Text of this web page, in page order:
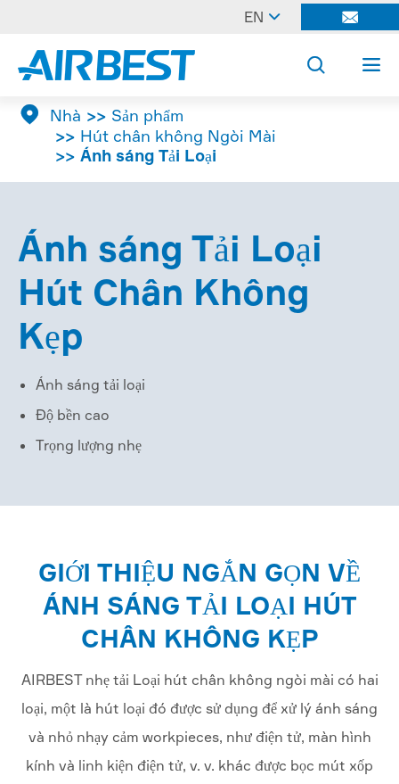
EN  
 
 Nhà
Sản phẩm
Hút chân không Ngòi Mài
Ánh sáng Tải Loại
Ánh sáng Tải Loại
Hút Chân Không
Kẹp
Ánh sáng tải loại
Độ bền cao
Trọng lượng nhẹ
GIỚI THIỆU NGẮN GỌN VỀ
ÁNH SÁNG TẢI LOẠI HÚT
CHÂN KHÔNG KẸP
AIRBEST nhẹ tải Loại hút chân không ngòi mài có hai
loại, một là hút loại đó được sử dụng để xử lý ánh sáng
và nhỏ nhạy cảm workpieces, như điện tử, màn hình
kính và linh kiện điện tử, v. v. khác được bọc mút xốp